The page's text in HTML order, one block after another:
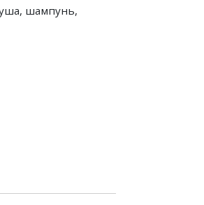
шампунь,